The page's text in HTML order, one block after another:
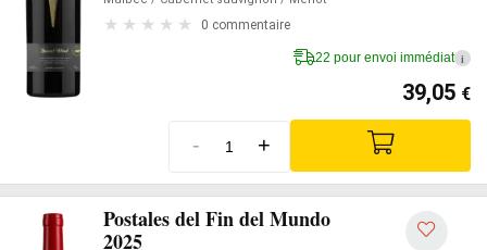
0 commentaire
22 pour envoi immédiat i
39,05 €
- +
Postales del Fin del Mundo
2025